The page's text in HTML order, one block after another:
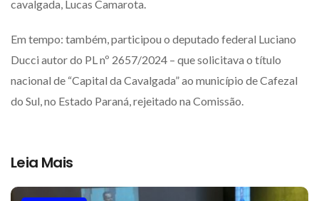
cavalgada, Lucas Camarota.
Em tempo: também, participou o deputado federal Luciano
Ducci autor do PL nº 2657/2024 – que solicitava o título
nacional de “Capital da Cavalgada” ao município de Cafezal
do Sul, no Estado Paraná, rejeitado na Comissão.
Leia Mais